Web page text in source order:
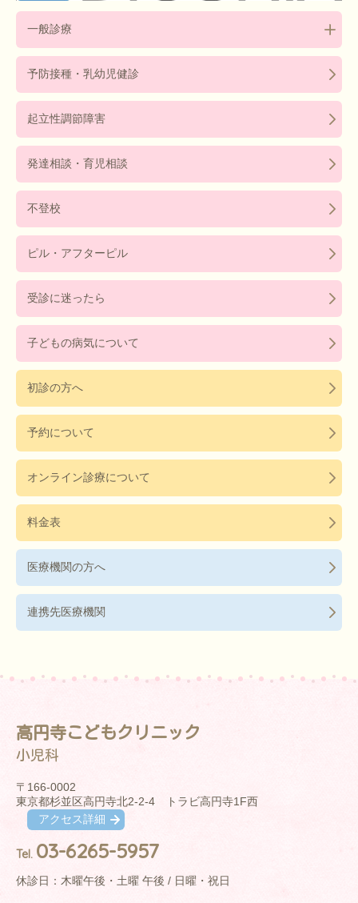
一般診療
予防接種・乳幼児健診
起立性調節障害
発達相談・育児相談
不登校
ピル・アフターピル
受診に迷ったら
子どもの病気について
初診の方へ
予約について
オンライン診療について
料金表
医療機関の方へ
連携先医療機関
高円寺こどもクリニック
小児科
〒166-0002
東京都杉並区高円寺北2-2-4 トラビ高円寺1F西
アクセス詳細
Tel. 03-6265-5957
休診日：木曜午後・土曜 午後 / 日曜・祝日